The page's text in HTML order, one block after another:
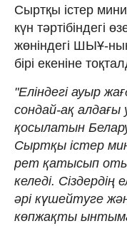
Сыртқы істер
күн тәртібіндегі
жөніндегі ШЫҰ-
бірі екеніне
"Еліндегі ауыр
сондай-ақ
қосылатын
Сыртқы істер
рет қатысып
келеді. Сіздердің
әрі күшейтуге
көпжақты